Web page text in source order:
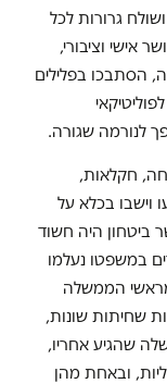
גרורות לכל
אישי וציבורי,
הסתבכו בפלילים
לנורמה שגורה.
חקלאות,
וישבו בכלא על
ביטחון היה חשוד
במשפטו נעלמו
הממשלה
שחיתות שונות,
שהגיע אחריו,
ובאחת מהן